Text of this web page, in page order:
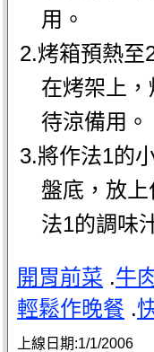
用。
2.烤箱預熱
在烤架上
待涼備用。
3.將作法1的
盤底，放
法1的調味
開胃前菜 .牛
輕鬆作晚餐 .
上線日期:1/1/2006